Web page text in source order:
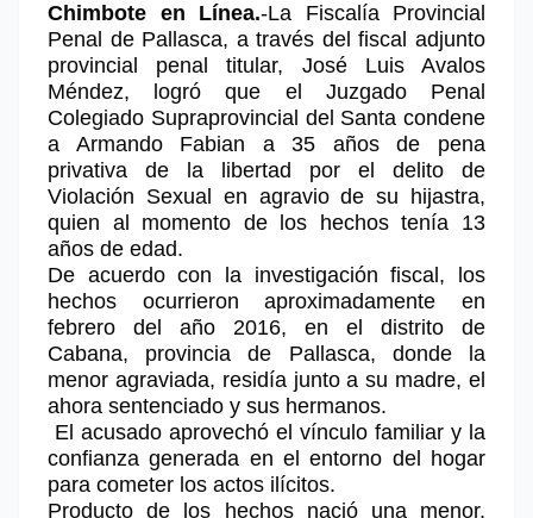
Chimbote en Línea.-La Fiscalía Provincial
Penal de Pallasca, a través del fiscal adjunto
provincial penal titular, José Luis Avalos
Méndez, logró que el Juzgado Penal
Colegiado Supraprovincial del Santa condene
a Armando Fabian a 35 años de pena
privativa de la libertad por el delito de
Violación Sexual en agravio de su hijastra,
quien al momento de los hechos tenía 13
años de edad.
De acuerdo con la investigación fiscal, los
hechos ocurrieron aproximadamente en
febrero del año 2016, en el distrito de
Cabana, provincia de Pallasca, donde la
menor agraviada, residía junto a su madre, el
ahora sentenciado y sus hermanos.
El acusado aprovechó el vínculo familiar y la
confianza generada en el entorno del hogar
para cometer los actos ilícitos.
Producto de los hechos nació una menor,